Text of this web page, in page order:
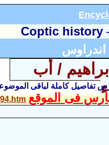
Coptic history
تفاصيل كاملة لباقى
فى الموقع